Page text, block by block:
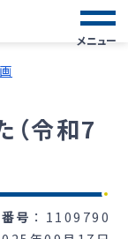
メニュー
（令和7
号
1109790